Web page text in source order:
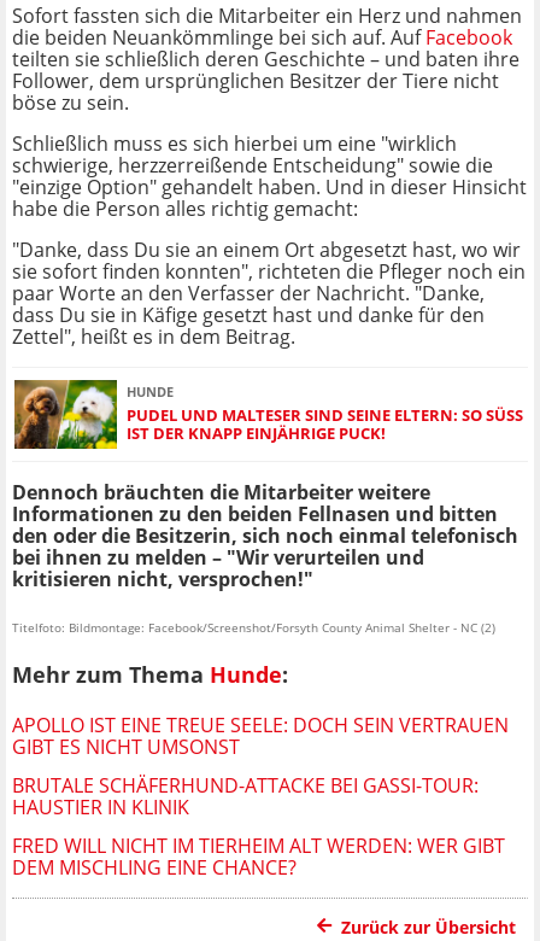
Sofort fassten sich die Mitarbeiter ein Herz und nahmen
die beiden Neuankömmlinge bei sich auf. AufFacebook
teilten sie schließlich deren Geschichte – und baten ihre
Follower, dem ursprünglichen Besitzer der Tiere nicht
böse zu sein.
Schließlich muss es sich hierbei um eine "wirklich
schwierige, herzzerreißende Entscheidung" sowie die
"einzige Option" gehandelt haben. Und in dieser Hinsicht
habe die Person alles richtig gemacht:
"Danke, dass Du sie an einem Ort abgesetzt hast, wo wir
sie sofort finden konnten", richteten die Pfleger noch ein
paar Worte an den Verfasser der Nachricht. "Danke,
dass Du sie in Käfige gesetzt hast und danke für den
Zettel", heißt es in dem Beitrag.
HUNDE
PUDEL UND MALTESER SIND SEINE ELTERN: SO SÜSS I
ST DER KNAPP EINJÄHRIGE PUCK!
Dennoch bräuchten die Mitarbeiter weitere
Informationen zu den beiden Fellnasen und bitten
den oder die Besitzerin, sich noch einmal telefonisch
bei ihnen zu melden – "Wir verurteilen und
kritisieren nicht, versprochen!"
Titelfoto: Bildmontage: Facebook/Screenshot/Forsyth County Animal Shelter - NC (2)
Mehr zum Thema Hunde:
APOLLO IST EINE TREUE SEELE: DOCH SEIN VERTRAUEN
GIBT ES NICHT UMSONST
BRUTALE SCHÄFERHUND-ATTACKE BEI GASSI-TOUR:
HAUSTIER IN KLINIK
FRED WILL NICHT IM TIERHEIM ALT WERDEN: WER GIBT
DEM MISCHLING EINE CHANCE?
Zurück zur Übersicht